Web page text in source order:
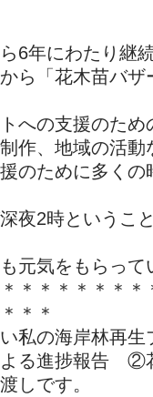
6年にわたり継
ら「花木苗バ
への支援のた
作、地域の活
のために多く
夜2時というこ
元気をもらって
＊＊＊＊＊＊
＊＊
私の海岸林再
る進捗報告 ②
しです。